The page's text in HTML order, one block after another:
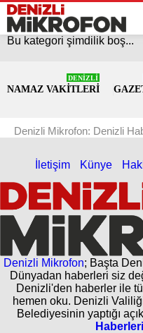
Bu kategori şimdilik boş...
NAMAZ VAKİTLERİ
DENİZLİ
Denizli Mikrofon: Denizli
İletişim Künye
Denizli Mikrofon; Başta
Dünyadan haberleri siz
Denizli'den haberler ile
hemen oku. Denizli
Belediyesinin yaptığı
Haberleri